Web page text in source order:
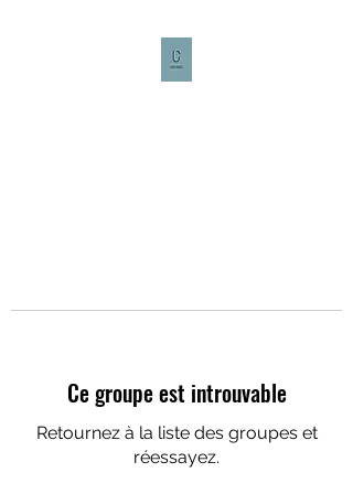
Ce groupe est introuvable
Retournez à la liste des groupes et
réessayez.